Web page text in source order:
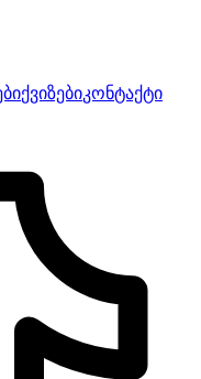
ქვიზებიკონტაქტი